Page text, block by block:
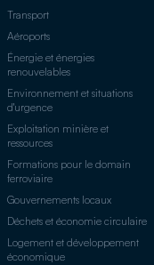
Transport
Aéroports
Énergie et énergies
renouvelables
Environnement et situations
d'urgence
Exploitation minière et
ressources
Formations pour le domain
ferroviaire
Gouvernements locaux
Déchets et économie circulaire
Logement et développement
économique